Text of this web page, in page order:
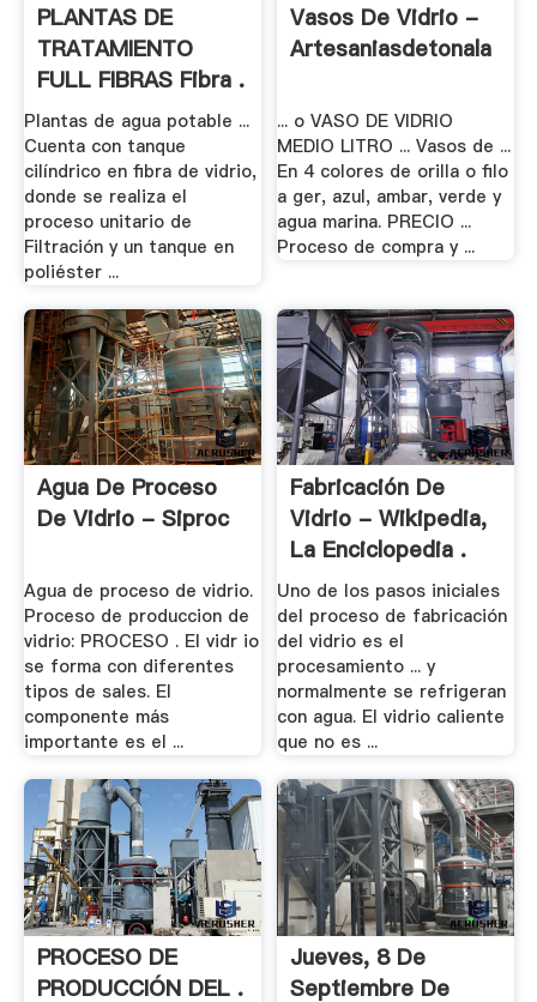
PLANTAS DE
TRATAMIENTO
FULL FIBRAS Fibra .
Plantas de agua potable ...
Cuenta con tanque
cilíndrico en fibra de vidrio,
donde se realiza el
proceso unitario de
Filtración y un tanque en
poliéster ...
Vasos De Vidrio -
Artesaniasdetonala
... o VASO DE VIDRIO
MEDIO LITRO ... Vasos de ...
En 4 colores de orilla o filo
a ger, azul, ambar, verde y
agua marina. PRECIO ...
Proceso de compra y ...
Agua De Proceso
De Vidrio - Siproc
Agua de proceso de vidrio.
Proceso de produccion de
vidrio: PROCESO . El vidr io
se forma con diferentes
tipos de sales. El
componente más
importante es el ...
Fabricación De
Vidrio - Wikipedia,
La Enciclopedia .
Uno de los pasos iniciales
del proceso de fabricación
del vidrio es el
procesamiento ... y
normalmente se refrigeran
con agua. El vidrio caliente
que no es ...
PROCESO DE
PRODUCCIÓN DEL .
Jueves, 8 De
Septiembre De